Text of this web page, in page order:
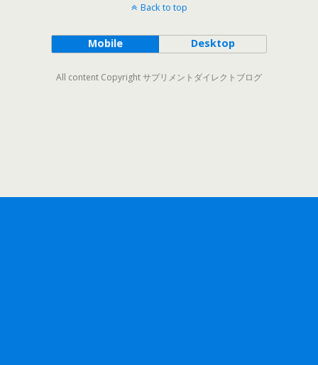
Back to top
Mobile Desktop
All content Copyright サプリメントダイレクトブログ